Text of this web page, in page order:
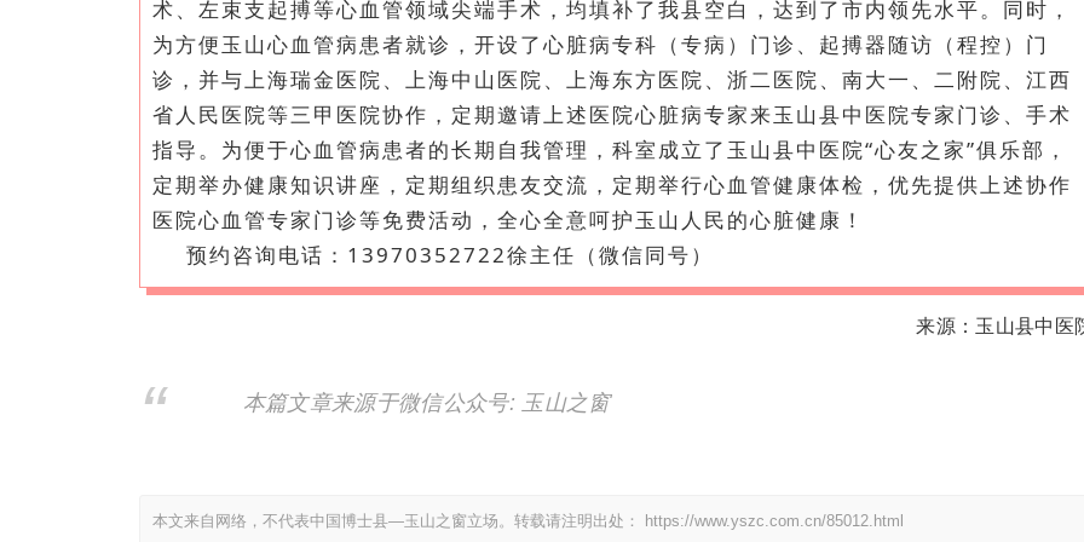
术、左束支起搏等心血管领域尖端手术，均填补了我县空白，达到了市内领先水平。同时，
为方便玉山心血管病患者就诊，开设了心脏病专科（专病）门诊、起搏器随访（程控）门
诊，并与上海瑞金医院、上海中山医院、上海东方医院、浙二医院、南大一、二附院、江西
省人民医院等三甲医院协作，定期邀请上述医院心脏病专家来玉山县中医院专家门诊、手术
指导。为便于心血管病患者的长期自我管理，科室成立了玉山县中医院“心友之家”俱乐部，
定期举办健康知识讲座，定期组织患友交流，定期举行心血管健康体检，优先提供上述协作
医院心血管专家门诊等免费活动，全心全意呵护玉山人民的心脏健康！
预约咨询电话：13970352722徐主任（微信同号）
来源：玉山县中医
本篇文章来源于微信公众号: 玉山之窗
本文来自网络，不代表中国博士县—玉山之窗立场。转载请注明出处： https://www.yszc.com.cn/85012.html